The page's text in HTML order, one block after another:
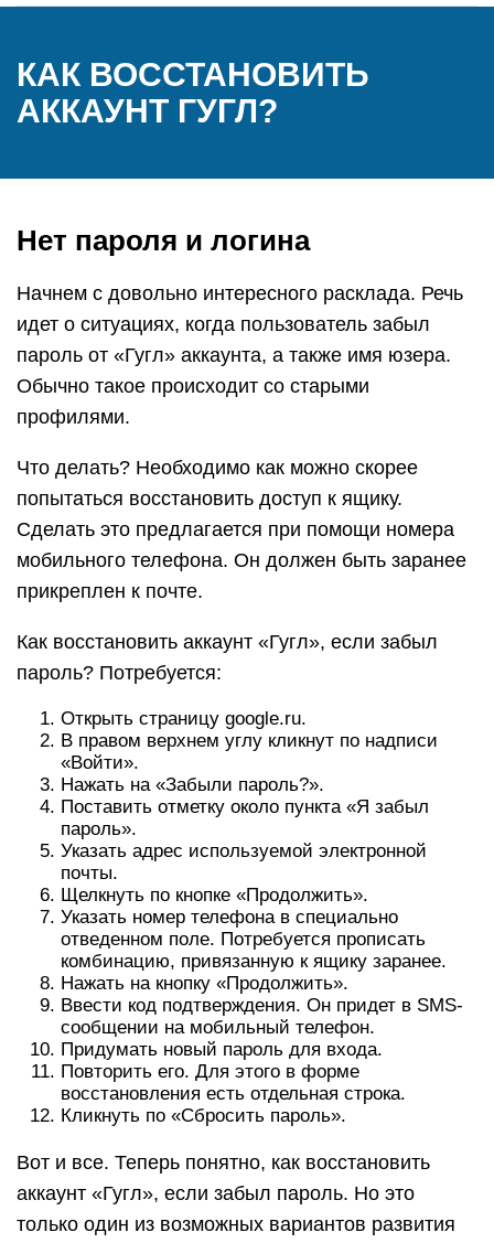
КАК ВОССТАНОВИТЬ
АККАУНТ ГУГЛ?
Нет пароля и логина
Начнем с довольно интересного расклада. Речь
идет о ситуациях, когда пользователь забыл
пароль от «Гугл» аккаунта, а также имя юзера.
Обычно такое происходит со старыми
профилями.
Что делать? Необходимо как можно скорее
попытаться восстановить доступ к ящику.
Сделать это предлагается при помощи номера
мобильного телефона. Он должен быть заранее
прикреплен к почте.
Как восстановить аккаунт «Гугл», если забыл
пароль? Потребуется:
Открыть страницу google.ru.
В правом верхнем углу кликнут по надписи
«Войти».
Нажать на «Забыли пароль?».
Поставить отметку около пункта «Я забыл
пароль».
Указать адрес используемой электронной
почты.
Щелкнуть по кнопке «Продолжить».
Указать номер телефона в специально
отведенном поле. Потребуется прописать
комбинацию, привязанную к ящику заранее.
Нажать на кнопку «Продолжить».
Ввести код подтверждения. Он придет в SMS-
сообщении на мобильный телефон.
Придумать новый пароль для входа.
Повторить его. Для этого в форме
восстановления есть отдельная строка.
Кликнуть по «Сбросить пароль».
Вот и все. Теперь понятно, как восстановить
аккаунт «Гугл», если забыл пароль. Но это
только один из возможных вариантов развития